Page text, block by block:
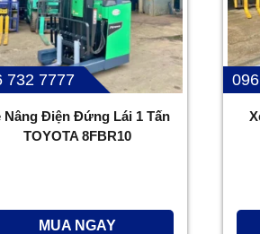
732 7777
Nâng Điện Đứng Lái 1 Tấn
TOYOTA 8FBR10
MUA NGAY